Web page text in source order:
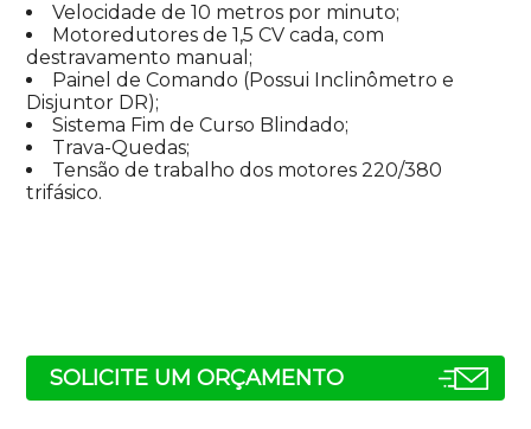
Velocidade de 10 metros por minuto;
Motoredutores de 1,5 CV cada, com
destravamento manual;
Painel de Comando (Possui Inclinômetro e
Disjuntor DR);
Sistema Fim de Curso Blindado;
Trava-Quedas;
Tensão de trabalho dos motores 220/380
trifásico.
SOLICITE UM ORÇAMENTO